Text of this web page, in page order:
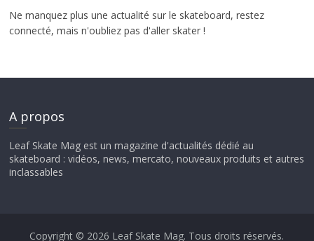
Ne manquez plus une actualité sur le skateboard, restez
connecté, mais n'oubliez pas d'aller skater !
A propos
Leaf Skate Mag est un magazine d'actualités dédié au
skateboard : vidéos, news, mercato, nouveaux produits et autres
inclassables
Copyright © 2026 Leaf Skate Mag. Tous droits réservés.